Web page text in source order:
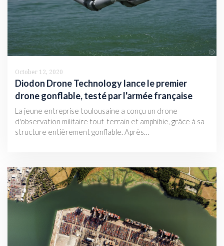
October 12, 2020
Diodon Drone Technology lance le premier
drone gonflable, testé par l'armée française
La jeune entreprise toulousaine a conçu un drone
d'observation militaire tout-terrain et amphibie, grâce à sa
structure entièrement gonflable. Après…